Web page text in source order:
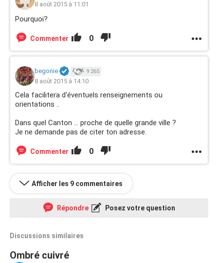
8 août 2015 à 11:01
Pourquoi?
Commenter 0
begonie 9 265
8 août 2015 à 14:10
Cela facilitera d'éventuels renseignements ou
orientations ..
Dans quel Canton ... proche de quelle grande ville ?
Je ne demande pas de citer ton adresse.
Commenter 0
Afficher les 9 commentaires
Répondre Posez votre question
Discussions similaires
Ombré cuivré